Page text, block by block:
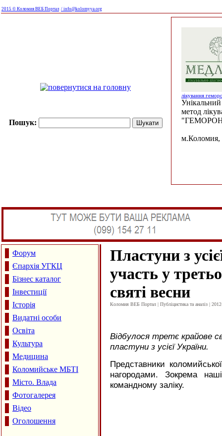
2015 © Коломия ВЕБ Портал / info@kolomyya.org
Пошук:
лікування
Унікальний
метод
м.Коломия,
Форум
Єпархія УГКЦ
Бізнес каталог
Інвестиції
Історія
Видатні особи
Освіта
Культура
Медицина
Коломийське МБТІ
Місто. Влада
Фотогалерея
Відео
Оголошення
Пластуни з
участь у
святі весни
Коломия ВЕБ Портал | Публіцистика та аналіз |
Відбулося третє крайове
пластуни з усієї України.
Представники
нагородами. Зокрема
командному заліку.